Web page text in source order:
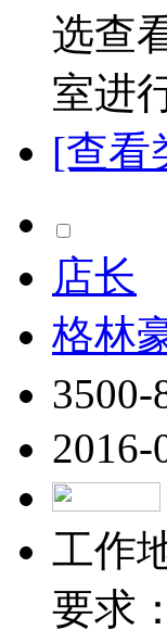
选查
室进
[查看
店长
格林
3500-
2016-
工作
要求